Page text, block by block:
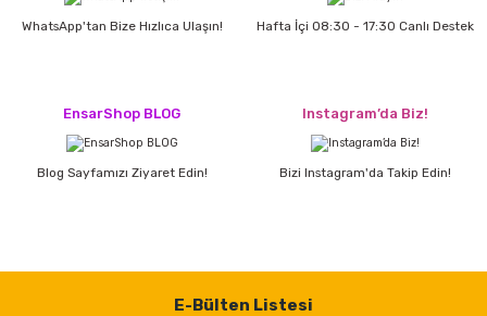
WhatsApp'tan Bize Hızlıca Ulaşın! Hafta İçi 08:30 - 17:30 Canlı Destek
EnsarShop BLOG
Blog Sayfamızı Ziyaret Edin!
Instagram’da Biz!
Bizi Instagram'da Takip Edin!
E-Bülten Listesi